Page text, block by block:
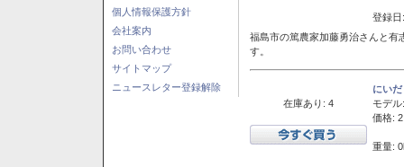
個人情報保護方針
会社案内
お問い合わせ
サイトマップ
ニュースレター登録解除
登録
福島市の篤農家加藤勇治さんと有
す。
在庫あり: 4
にい
モデル:
価格:
重量: